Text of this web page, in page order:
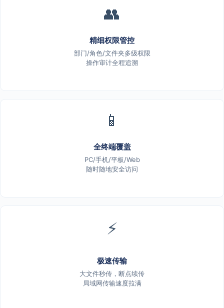
👥
精细权限管控
部门/角色/文件夹多级权限
操作审计全程追溯
📱
全终端覆盖
PC/手机/平板/Web
随时随地安全访问
⚡
极速传输
大文件秒传，断点续传
局域网传输速度拉满